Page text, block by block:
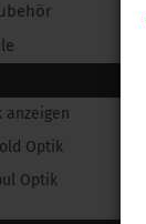
anzeigen
Optik
Optik